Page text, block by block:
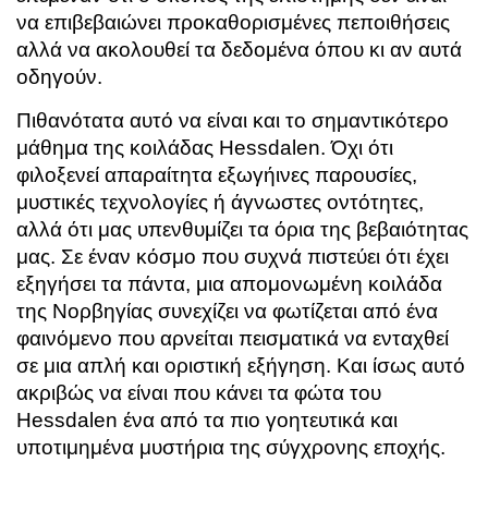
να επιβεβαιώνει προκαθορισμένες πεποιθήσεις
αλλά να ακολουθεί τα δεδομένα όπου κι αν αυτά
οδηγούν.
Πιθανότατα αυτό να είναι και το σημαντικότερο
μάθημα της κοιλάδας Hessdalen. Όχι ότι
φιλοξενεί απαραίτητα εξωγήινες παρουσίες,
μυστικές τεχνολογίες ή άγνωστες οντότητες,
αλλά ότι μας υπενθυμίζει τα όρια της βεβαιότητας
μας. Σε έναν κόσμο που συχνά πιστεύει ότι έχει
εξηγήσει τα πάντα, μια απομονωμένη κοιλάδα
της Νορβηγίας συνεχίζει να φωτίζεται από ένα
φαινόμενο που αρνείται πεισματικά να ενταχθεί
σε μια απλή και οριστική εξήγηση. Και ίσως αυτό
ακριβώς να είναι που κάνει τα φώτα του
Hessdalen ένα από τα πιο γοητευτικά και
υποτιμημένα μυστήρια της σύγχρονης εποχής.